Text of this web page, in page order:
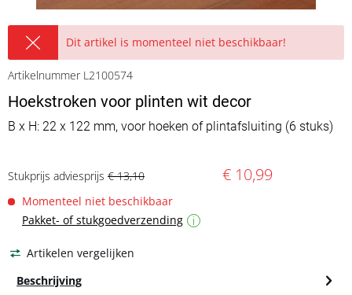
Dit artikel is momenteel niet beschikbaar!
Artikelnummer L2100574
Hoekstroken voor plinten wit decor
B x H: 22 x 122 mm, voor hoeken of plintafsluiting (6 stuks)
Stukprijs adviesprijs € 13,10 € 10,99
Momenteel niet beschikbaar
Pakket- of stukgoedverzending
i
Artikelen vergelijken
Beschrijving